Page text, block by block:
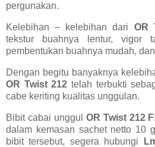
pergunakan.
Kelebihan – kelebihan dari OR
tekstur buahnya lentur, vigor
pembentukan buahnya mudah,
Dengan begitu banyaknya
OR Twist 212 telah terbukti
cabe keriting kualitas unggulan.
Bibit cabai unggul OR Twist 212
dalam kemasan sachet netto 10
bibit tersebut, segera hubungi